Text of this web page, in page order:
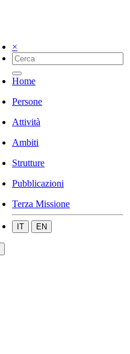
×
Home
Persone
Attività
Ambiti
Strutture
Pubblicazioni
Terza Missione
IT EN